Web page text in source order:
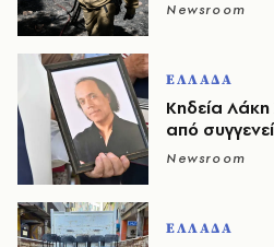
Newsroom
ΕΛΛΑΔΑ
Κηδεία
από
Newsroom
ΕΛΛΑΔΑ